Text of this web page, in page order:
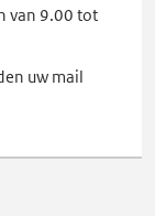
van 9.00 tot
uw mail